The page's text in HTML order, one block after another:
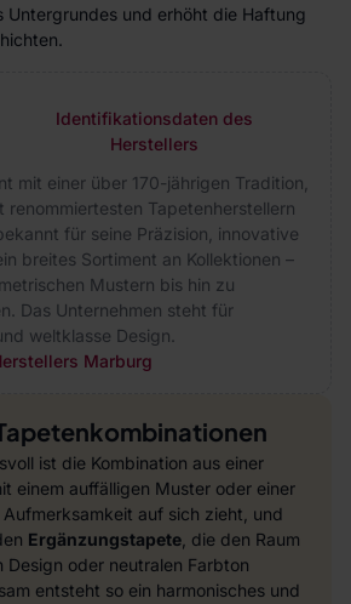
Untergrundes und erhöht die Haftung
Identifikationsdaten des
Herstellers
mit einer über 170-jährigen Tradition,
renommiertesten Tapetenherstellern
für seine Präzision, innovative
breites Sortiment an Kollektionen –
Mustern bis hin zu
Das Unternehmen steht für
weltklasse Design.
Marburg
ist die Kombination aus einer
einem auffälligen Muster oder einer
auf sich zieht, und
Ergänzungstapete , die den Raum
Design oder neutralen Farbton
entsteht so ein harmonisches und